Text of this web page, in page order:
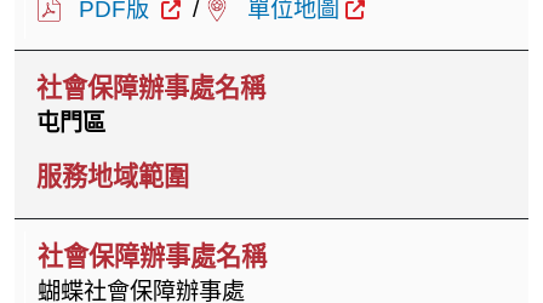
PDF版 / 單位地圖
屯門區
蝴蝶社會保障辦事處